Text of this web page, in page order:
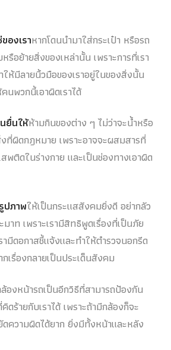
องเราหากโดนนำมาใส่กระเป๋า หรือรถ
อย้ายสิ่งของเหล่านั้น เพราะการที่เรา
ห้มีลายนิ้วมือของเราอยู่ในของสิ่งนั้น
นพวกนี้เอาผิดเราได้
ยื่นให้ห้ามกินของต่าง ๆ ไม่ว่าจะน้ำหรือ
ที่ผิดกฎหมาย เพราะอาจจะผสมสารที่
พติดในร่างกาย และเป็นช่องทางเอาผิด
ปภาพให้เป็นกระแสสังคมยิ่งดี อย่ากลัว
าท เพราะเรามีสิทธิพูดเรื่องที่เป็นภัย
มีดอกาสชี้แจ้งและทำให้ตำรวจนอกรีด
เรื่องกลายเป็นประเด็นสังคม
องหน้ารถเป็นอีกวิธีที่สามารถป้องกัน
ร้ายกับเราได้ เพราะถ้ามีกล้องก็จะ
ดความผิดได้ยาก ยิ่งมีทั้งหน้าและหลัง